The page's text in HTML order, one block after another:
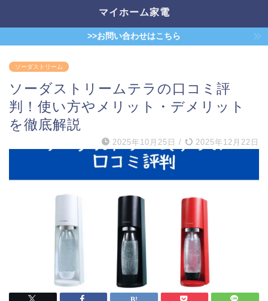
マイホーム家電
>>お問い合わせはこちら
ソーダストリーム
ソーダストリームテラの口コミ評
判！使い方やメリット・デメリット
を徹底解説
2025年10月25日 / 2025年12月22日